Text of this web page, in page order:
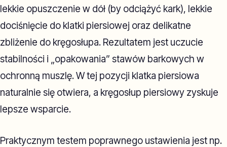
lekkie opuszczenie w dół (by odciążyć kark), lekkie
dociśnięcie do klatki piersiowej oraz delikatne
zbliżenie do kręgosłupa. Rezultatem jest uczucie
stabilności i „opakowania” stawów barkowych w
ochronną muszlę. W tej pozycji klatka piersiowa
naturalnie się otwiera, a kręgosłup piersiowy zyskuje
lepsze wsparcie.
Praktycznym testem poprawnego ustawienia jest np.